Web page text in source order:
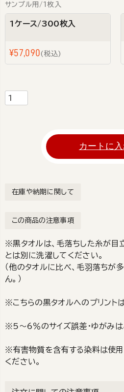
サンプル用/1枚入
1ケース/300枚入
¥57,090 税込
カートに
在庫や納期に関して
この商品の注意事項
※黒タオルは、毛落ちした糸が目
とは別に洗濯してください。
（他のタオルに比べ、毛羽落ちが
ん。）
※こちらの黒タオルへのプリント
※5～6％のサイズ誤差・ゆがみは
※有害物質を含有する染料は使
ください。